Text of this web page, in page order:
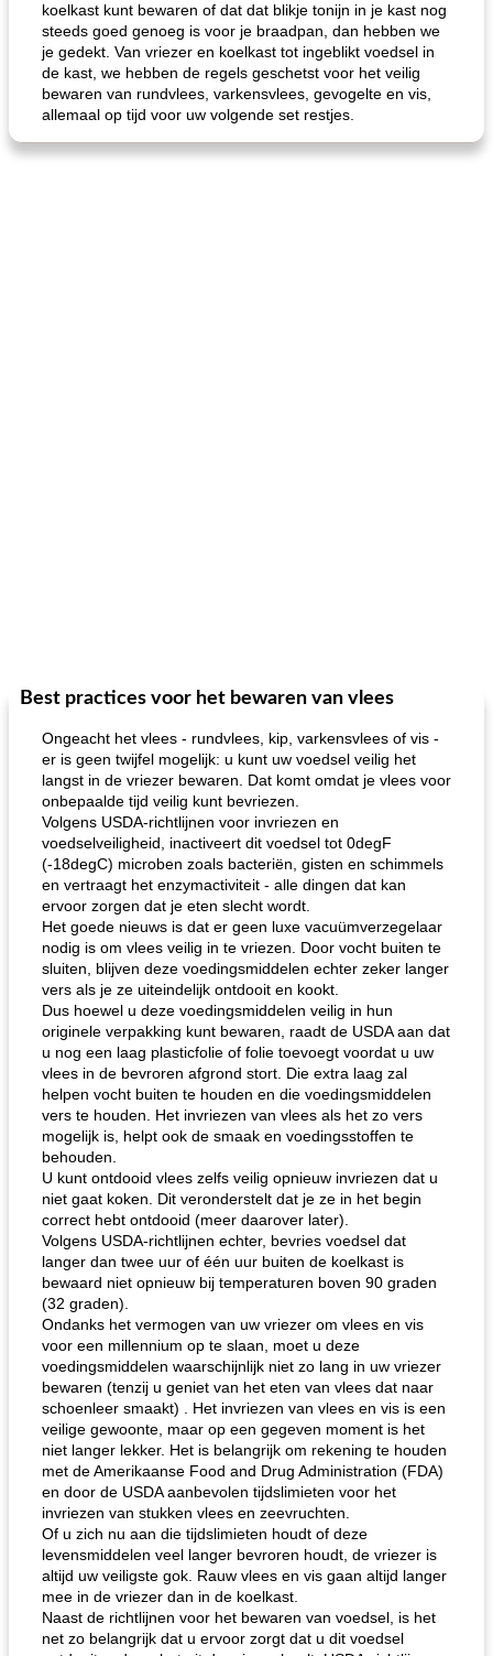
koelkast kunt bewaren of dat dat blikje tonijn in je kast nog
steeds goed genoeg is voor je braadpan, dan hebben we
je gedekt. Van vriezer en koelkast tot ingeblikt voedsel in
de kast, we hebben de regels geschetst voor het veilig
bewaren van rundvlees, varkensvlees, gevogelte en vis,
allemaal op tijd voor uw volgende set restjes.
Best practices voor het bewaren van vlees
Ongeacht het vlees - rundvlees, kip, varkensvlees of vis -
er is geen twijfel mogelijk: u kunt uw voedsel veilig het
langst in de vriezer bewaren. Dat komt omdat je vlees voor
onbepaalde tijd veilig kunt bevriezen.
Volgens USDA-richtlijnen voor invriezen en
voedselveiligheid, inactiveert dit voedsel tot 0degF
(-18degC) microben zoals bacteriën, gisten en schimmels
en vertraagt ​​het enzymactiviteit - alle dingen dat kan
ervoor zorgen dat je eten slecht wordt.
Het goede nieuws is dat er geen luxe vacuümverzegelaar
nodig is om vlees veilig in te vriezen. Door vocht buiten te
sluiten, blijven deze voedingsmiddelen echter zeker langer
vers als je ze uiteindelijk ontdooit en kookt.
Dus hoewel u deze voedingsmiddelen veilig in hun
originele verpakking kunt bewaren, raadt de USDA aan dat
u nog een laag plasticfolie of folie toevoegt voordat u uw
vlees in de bevroren afgrond stort. Die extra laag zal
helpen vocht buiten te houden en die voedingsmiddelen
vers te houden. Het invriezen van vlees als het zo vers
mogelijk is, helpt ook de smaak en voedingsstoffen te
behouden.
U kunt ontdooid vlees zelfs veilig opnieuw invriezen dat u
niet gaat koken. Dit veronderstelt dat je ze in het begin
correct hebt ontdooid (meer daarover later).
Volgens USDA-richtlijnen echter, bevries voedsel dat
langer dan twee uur of één uur buiten de koelkast is
bewaard niet opnieuw bij temperaturen boven 90 graden
(32 graden).
Ondanks het vermogen van uw vriezer om vlees en vis
voor een millennium op te slaan, moet u deze
voedingsmiddelen waarschijnlijk niet zo lang in uw vriezer
bewaren (tenzij u geniet van het eten van vlees dat naar
schoenleer smaakt) . Het invriezen van vlees en vis is een
veilige gewoonte, maar op een gegeven moment is het
niet langer lekker. Het is belangrijk om rekening te houden
met de Amerikaanse Food and Drug Administration (FDA)
en door de USDA aanbevolen tijdslimieten voor het
invriezen van stukken vlees en zeevruchten.
Of u zich nu aan die tijdslimieten houdt of deze
levensmiddelen veel langer bevroren houdt, de vriezer is
altijd uw veiligste gok. Rauw vlees en vis gaan altijd langer
mee in de vriezer dan in de koelkast.
Naast de richtlijnen voor het bewaren van voedsel, is het
net zo belangrijk dat u ervoor zorgt dat u dit voedsel